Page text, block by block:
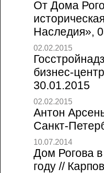
От Дома
Наследия»,
02.02.2015
бизнес-
30.01.2015
02.02.2015
Антон
Санкт-
10.07.2014
Дом Рогова
году //